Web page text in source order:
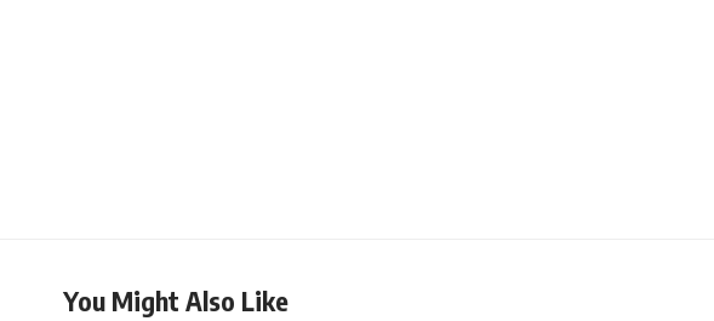
You Might Also Like